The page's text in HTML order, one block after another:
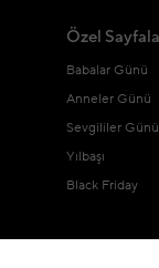
Özel
Babalar Günü
Anneler Günü
Sevgililer Günü
Yılbaşı
Black Friday